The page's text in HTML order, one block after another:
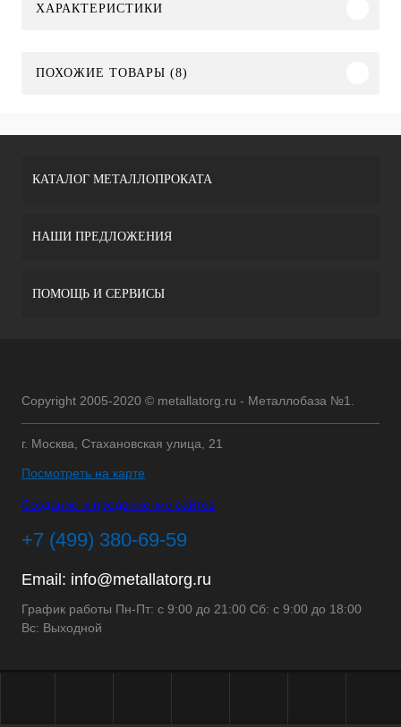
ХАРАКТЕРИСТИКИ
ПОХОЖИЕ ТОВАРЫ (8)
КАТАЛОГ МЕТАЛЛОПРОКАТА
НАШИ ПРЕДЛОЖЕНИЯ
ПОМОЩЬ И СЕРВИСЫ
Copyright 2005-2020 © metallatorg.ru - Металлобаза №1.
г. Москва, Стахановская улица, 21
Посмотреть на карте
Создание и продвижение сайтов
+7 (499) 380-69-59
Email: info@metallatorg.ru
График работы Пн-Пт: с 9:00 до 21:00 Сб: с 9:00 до 18:00
Вс: Выходной